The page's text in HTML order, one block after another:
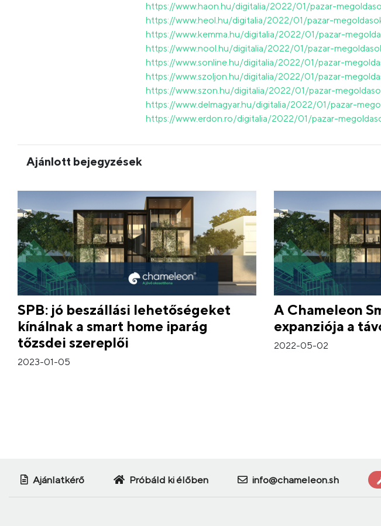
https://www.haon.hu/digitalia/2022/01/pazar-
https://www.heol.hu/digitalia/2022/01/pazar-
https://www.kemma.hu/digitalia/2022/01/pazar-
https://www.nool.hu/digitalia/2022/01/pazar-
https://www.sonline.hu/digitalia/2022/01/pazar-
https://www.szoljon.hu/digitalia/2022/01/pazar-
https://www.szon.hu/digitalia/2022/01/pazar-
https://www.delmagyar.hu/digitalia/2022/01/pazar-
https://www.erdon.ro/digitalia/2022/01/pazar-
Ajánlott bejegyzések
SPB: jó beszállási lehetőségeket
kínálnak a smart home iparág
tőzsdei szereplői
2023-01-05
A Chameleon
expanziója a
2022-05-02
Ajánlatkérő Próbáld ki élőben info@chameleon.sh